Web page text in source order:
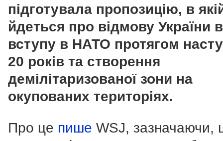
підготувала пропозицію, в
йдеться про відмову України
вступу в НАТО протягом
20 років та створення
демілітаризованої зони на
окупованих територіях.
Про це пише WSJ, зазначаючи,